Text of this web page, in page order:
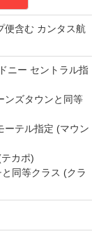
便含む カンタス航
ニー セントラル指
ンズタウンと同等
ーテル指定 (マウン
カポ)
同等クラス (クラ